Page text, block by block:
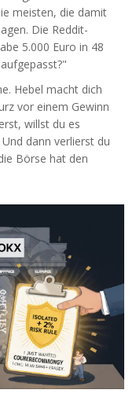
meisten, die damit
Die Reddit-
5.000 Euro in 48
Hebel macht dich
vor einem Gewinn
willst du es
dann verlierst du
Börse hat den